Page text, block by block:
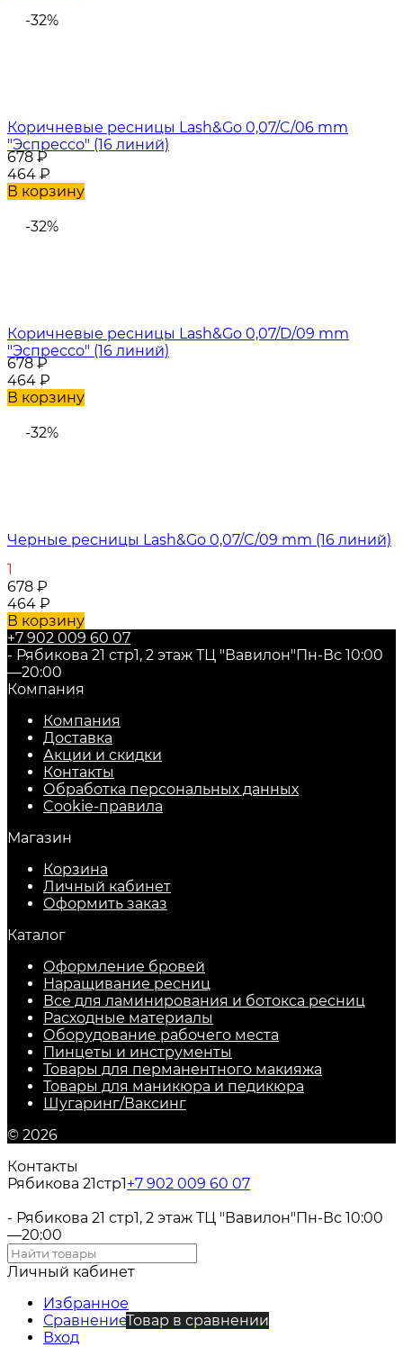
-32%
Коричневые ресницы Lash&Go 0,07/C/06 mm
"Эспрессо" (16 линий)
678₽
464 ₽
В корзину
-32%
Коричневые ресницы Lash&Go 0,07/D/09 mm
"Эспрессо" (16 линий)
678₽
464 ₽
В корзину
-32%
Черные ресницы Lash&Go 0,07/C/09 mm (16 линий)
1
678 ₽
464 ₽
В корзину
+7 902 009 60 07
- Рябикова 21 стр1, 2 этаж ТЦ "Вавилон"Пн-Вс 10:00
—20:00
Компания
Компания
Доставка
Акции и скидки
Контакты
Обработка персональных данных
Cookie-правила
Магазин
Корзина
Личный кабинет
Оформить заказ
Каталог
Оформление бровей
Наращивание ресниц
Все для ламинирования и ботокса ресниц
Расходные материалы
Оборудование рабочего места
Пинцеты и инструменты
Товары для перманентного макияжа
Товары для маникюра и педикюра
Шугаринг/Ваксинг
© 2026
Контакты
Рябикова 21стр1+7 902 009 60 07
- Рябикова 21 стр1, 2 этаж ТЦ "Вавилон"Пн-Вс 10:00
—20:00
Личный кабинет
Избранное
СравнениеТовар в сравнении
Вход